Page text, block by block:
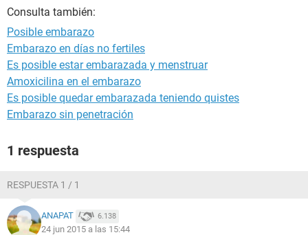
Consulta también:
Posible embarazo
Embarazo en días no fertiles
Es posible estar embarazada y menstruar
Amoxicilina en el embarazo
Es posible quedar embarazada teniendo quistes
Embarazo sin penetración
1 respuesta
RESPUESTA 1 / 1
ANAPAT 6.138
24 jun 2015 a las 15:44